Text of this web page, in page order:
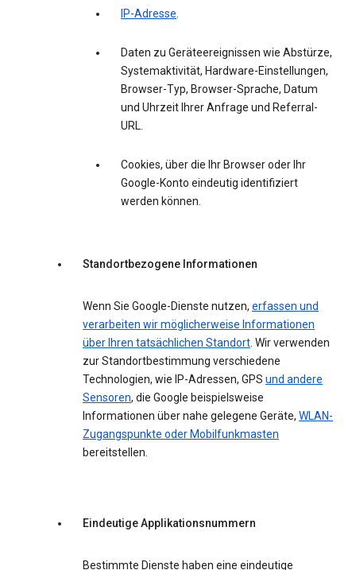
IP-Adresse.
Daten zu Geräteereignissen wie Abstürze,
Systemaktivität, Hardware-Einstellungen,
Browser-Typ, Browser-Sprache, Datum
und Uhrzeit Ihrer Anfrage und Referral-
URL.
Cookies, über die Ihr Browser oder Ihr
Google-Konto eindeutig identifiziert
werden können.
Standortbezogene Informationen
Wenn Sie Google-Dienste nutzen, erfassen und
verarbeiten wir möglicherweise Informationen
über Ihren tatsächlichen Standort. Wir verwenden
zur Standortbestimmung verschiedene
Technologien, wie IP-Adressen, GPS und andere
Sensoren, die Google beispielsweise
Informationen über nahe gelegene Geräte, WLAN-
Zugangspunkte oder Mobilfunkmasten
bereitstellen.
Eindeutige Applikationsnummern
Bestimmte Dienste haben eine eindeutige